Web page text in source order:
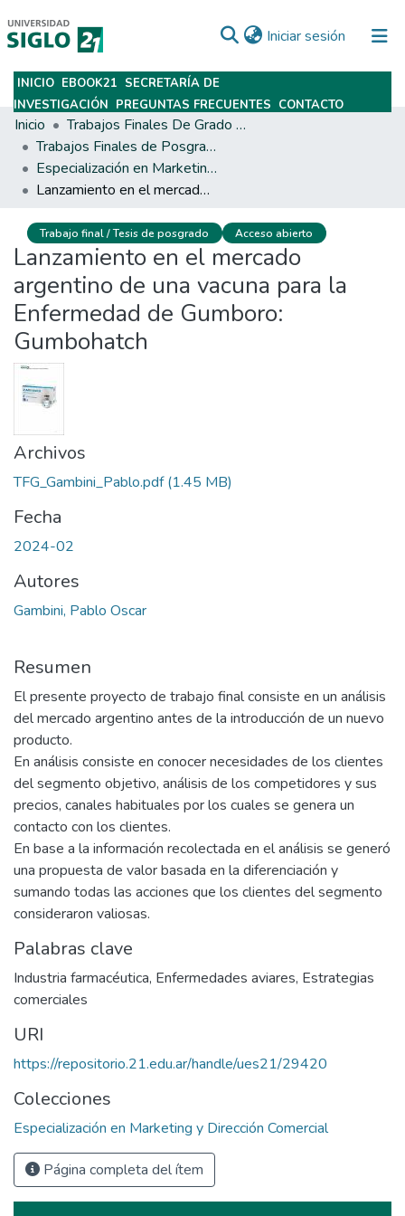
Iniciar sesión (current)
Subir
INICIO EBOOK21 SECRETARÍA DE
INVESTIGACIÓN PREGUNTAS FRECUENTES CONTACTO
Inicio
Trabajos Finales De Grado Y Posgrado
Trabajos Finales de Posgrados y Maestrías
Especialización en Marketing y Dirección Comercial
Lanzamiento en el mercado argentino de una vacuna para la Enfermedad de Gumboro: Gumbohatch
Trabajo final / Tesis de posgrado Acceso abierto
Lanzamiento en el mercado
argentino de una vacuna para la
Enfermedad de Gumboro:
Gumbohatch
Archivos
TFG_Gambini_Pablo.pdf(1.45 MB)
Fecha
2024-02
Autores
Gambini, Pablo Oscar
Resumen
El presente proyecto de trabajo final consiste en un análisis
del mercado argentino antes de la introducción de un nuevo
producto.
En análisis consiste en conocer necesidades de los clientes
del segmento objetivo, análisis de los competidores y sus
precios, canales habituales por los cuales se genera un
contacto con los clientes.
En base a la información recolectada en el análisis se generó
una propuesta de valor basada en la diferenciación y
sumando todas las acciones que los clientes del segmento
consideraron valiosas.
Palabras clave
Industria farmacéutica, Enfermedades aviares, Estrategias
comerciales
URI
https://repositorio.21.edu.ar/handle/ues21/29420
Colecciones
Especialización en Marketing y Dirección Comercial
Página completa del ítem